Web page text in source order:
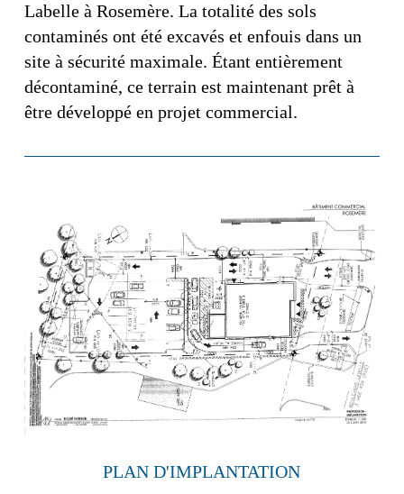
Labelle à Rosemère. La totalité des sols
contaminés ont été excavés et enfouis dans un
site à sécurité maximale. Étant entièrement
décontaminé, ce terrain est maintenant prêt à
être développé en projet commercial.
PLAN D'IMPLANTATION